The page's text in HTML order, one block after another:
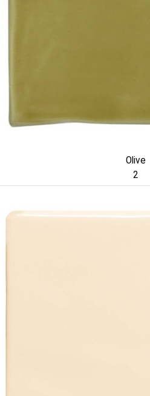
Olive
2